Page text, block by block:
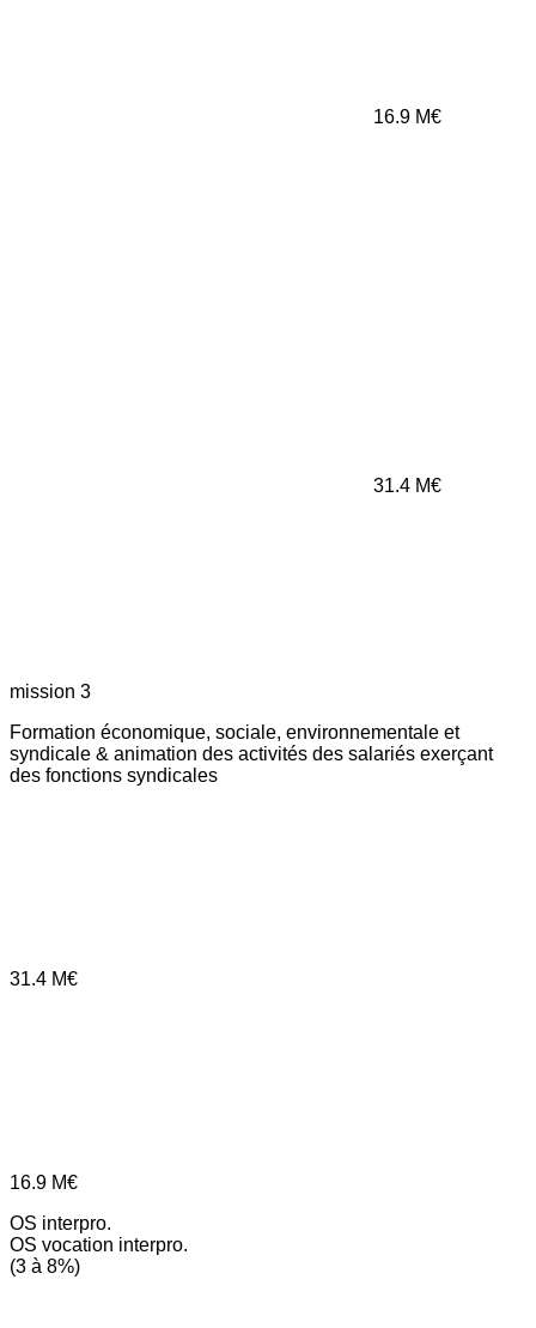
16.9 M€
31.4 M€
mission 3
Formation économique, sociale, environnementale et
syndicale & animation des activités des salariés exerçant
des fonctions syndicales
31.4 M€
16.9 M€
OS interpro.
OS vocation interpro.
(3 à 8%)